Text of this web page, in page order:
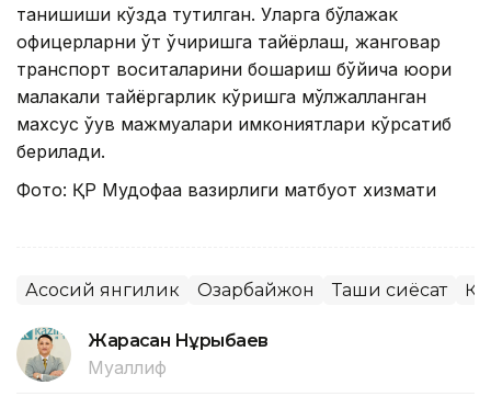
танишиши кўзда тутилган. Уларга бўлажак
офицерларни ўт ўчиришга тайёрлаш, жанговар
транспорт воситаларини бошқариш бўйича юқори
малакали тайёргарлик кўришга мўлжалланган
махсус ўқув мажмуалари имкониятлари кўрсатиб
берилади.
Фото: ҚР Мудофаа вазирлиги матбуот хизмати
Асосий янгилик Озарбайжон Ташқи сиёсат
Жарасқан Нұрыбаев
Муаллиф